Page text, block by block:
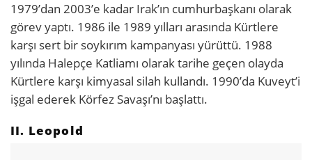
1979’dan 2003’e kadar Irak’ın cumhurbaşkanı olarak
görev yaptı. 1986 ile 1989 yılları arasında Kürtlere
karşı sert bir soykırım kampanyası yürüttü. 1988
yılında Halepçe Katliamı olarak tarihe geçen olayda
Kürtlere karşı kimyasal silah kullandı. 1990’da Kuveyt’i
işgal ederek Körfez Savaşı’nı başlattı.
II. Leopold